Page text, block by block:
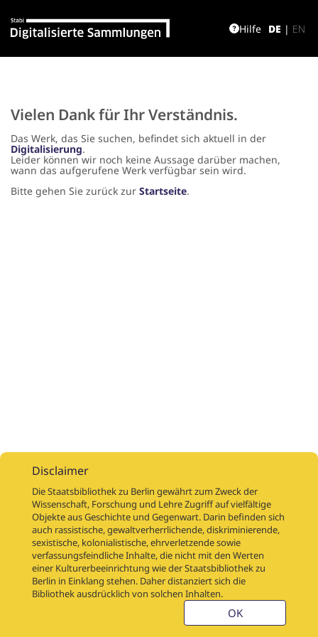
DE | EN
Hilfe
Vielen Dank für Ihr Verständnis.
Das Werk, das Sie suchen, befindet sich aktuell in der
Digitalisierung.
Leider können wir noch keine Aussage darüber machen,
wann das aufgerufene Werk verfügbar sein wird.
Bitte gehen Sie zurück zur Startseite.
DigitalisierungsaufträgeÜberDigitalisierungsprojekteLinks
DigiworkflowWeitere digitalisierte Bestände
Kontakt
Nutzungsbedingungen
Startseite der SBB
Stabikat
Weitere Kataloge der SBB
Disclaimer
Die Staatsbibliothek zu Berlin gewährt zum Zweck der
Wissenschaft, Forschung und Lehre Zugriff auf vielfältige
Objekte aus Geschichte und Gegenwart. Darin befinden sich
auch rassistische, gewaltverherrlichende, diskriminierende,
sexistische, kolonialistische, ehrverletzende sowie
verfassungsfeindliche Inhalte, die nicht mit den Werten
einer Kulturerbeeinrichtung wie der Staatsbibliothek zu
Berlin in Einklang stehen. Daher distanziert sich die
Bibliothek ausdrücklich von solchen Inhalten.
OK